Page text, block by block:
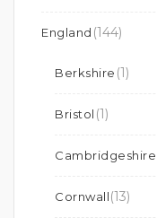
England (144)
Berkshire (1)
Bristol (1)
Cambridgeshire
Cornwall(13)